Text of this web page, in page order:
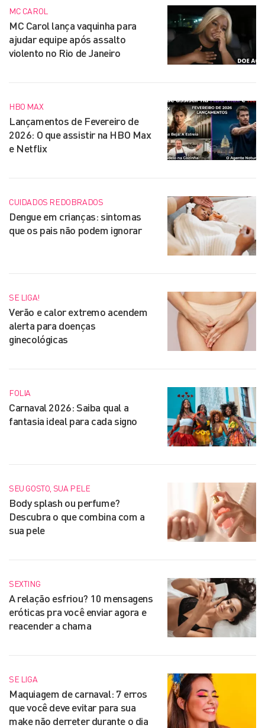
MC CAROL
MC Carol lança vaquinha para
ajudar equipe após assalto
violento no Rio de Janeiro
HBO MAX
Lançamentos de Fevereiro de
2026: O que assistir na HBO Max
e Netflix
CUIDADOS REDOBRADOS
Dengue em crianças: sintomas
que os pais não podem ignorar
SE LIGA!
Verão e calor extremo acendem
alerta para doenças
ginecológicas
FOLIA
Carnaval 2026: Saiba qual a
fantasia ideal para cada signo
SEU GOSTO, SUA PELE
Body splash ou perfume?
Descubra o que combina com a
sua pele
SEXTING
A relação esfriou? 10 mensagens
eróticas pra você enviar agora e
reacender a chama
SE LIGA
Maquiagem de carnaval: 7 erros
que você deve evitar para sua
make não derreter durante o dia